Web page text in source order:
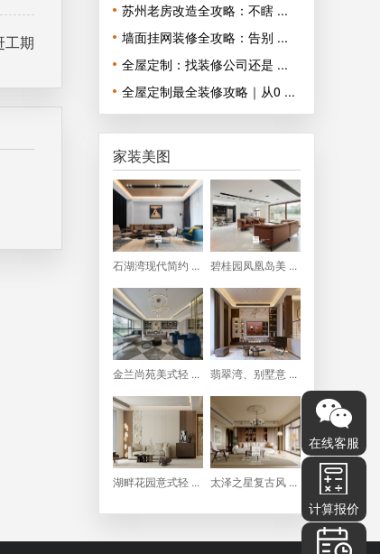
工期
苏州老房改造全攻略：不瞎 ...
墙面挂网装修全攻略：告别 ...
全屋定制：找装修公司还是 ...
全屋定制最全装修攻略｜从0 ...
家装美图
石湖湾现代简约 ... 碧桂园凤凰岛美 ...
金兰尚苑美式轻 ... 翡翠湾、别墅意 ...
湖畔花园意式轻 ... 太泽之星复古风 ...
在线客服
计算报价